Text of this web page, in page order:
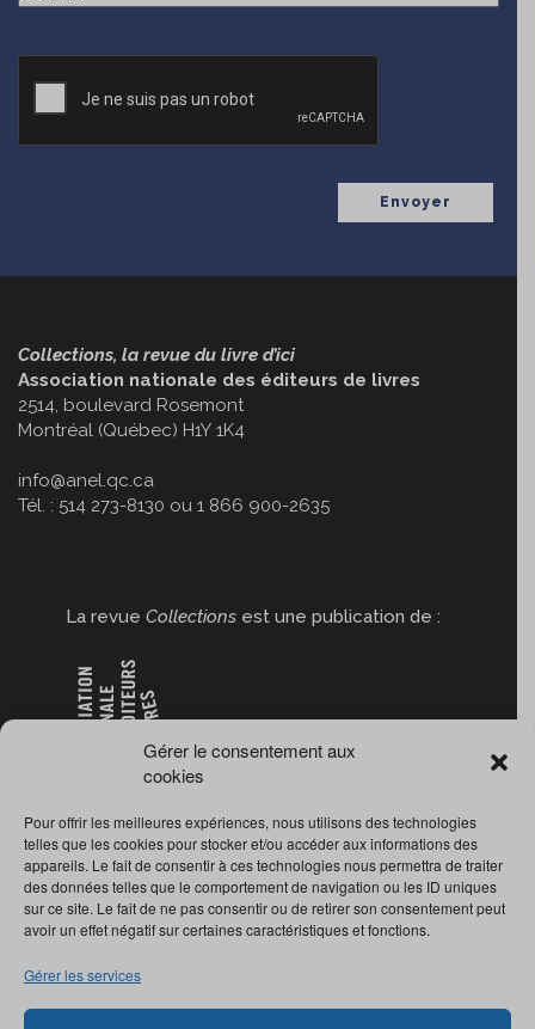
Gérer le consentement aux
cookies
Pour offrir les meilleures expériences, nous utilisons des technologies
telles que les cookies pour stocker et/ou accéder aux informations des
appareils. Le fait de consentir à ces technologies nous permettra de traiter
des données telles que le comportement de navigation ou les ID uniques
sur ce site. Le fait de ne pas consentir ou de retirer son consentement peut
avoir un effet négatif sur certaines caractéristiques et fonctions.
Gérer les services
Collections, la revue du livre d’ici
Association nationale des éditeurs de livres
2514, boulevard Rosemont
Montréal (Québec) H1Y 1K4
info@anel.qc.ca
Tél. : 514 273-8130 ou 1 866 900-2635
La revue Collections est une publication de :